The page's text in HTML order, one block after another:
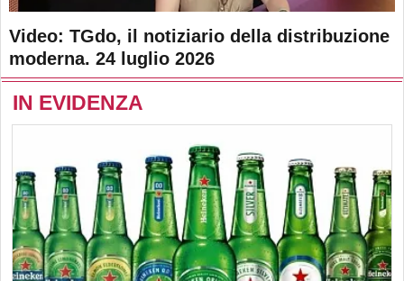
Video: TGdo, il notiziario della distribuzione
moderna. 24 luglio 2026
IN EVIDENZA